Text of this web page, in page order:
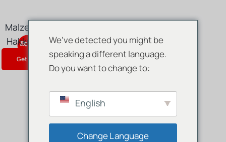
content
Malzemeler
Hakkında
Blog Bize Ulaşın
Get Instant Quote
We've detected you might be
speaking a different language.
Do you want to change to:
English
Change Language